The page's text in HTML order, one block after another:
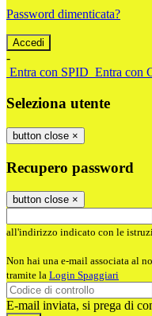
Password dimenticata?
-
Entra con SPID Entra con
Seleziona utente
button close ×
Recupero password
button close ×
all'indirizzo indicato con le
Non hai una e-mail associata al
tramite la Login Spaggiari
E-mail inviata, si prega di